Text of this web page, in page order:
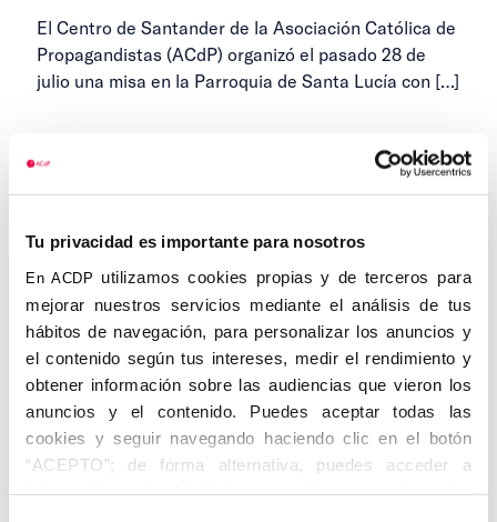
Tu privacidad es importante para nosotros
En ACDP utilizamos cookies propias y de terceros para
mejorar nuestros servicios mediante el análisis de tus
hábitos de navegación, para personalizar los anuncios y
el contenido según tus intereses, medir el rendimiento y
obtener información sobre las audiencias que vieron los
anuncios y el contenido. Puedes aceptar todas las
cookies y seguir navegando haciendo clic en el botón
“ACEPTO”; de forma alternativa, puedes acceder a
información más detallada y cambiar tus preferencias
El Centro de Santander de la Asociación Católica de
Propagandistas (ACdP) organizó el pasado 28 de
julio una misa en la Parroquia de Santa Lucía con […]
Categorías
Cedinfor
Centros
Alcalá de Henares